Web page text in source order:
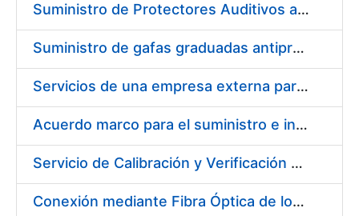
Suministro de Protectores Auditivos a medida para las personas trabajadoras de los Centros de Trabajo de Madrid y Burgos
Suministro de gafas graduadas antiproyecciones para los trabajadores de la FNMT-RCM en los centros de trabajo de Madrid y Burgos
Servicios de una empresa externa para el asesoramiento y resolución de los recursos de alzada que se presentan relacionados con procesos de selección para la FNMT-RCM
Acuerdo marco para el suministro e instalación de persianas, estores y otros complementos
Servicio de Calibración y Verificación Externa de los Equipos de Medición del Servicio de Prevención de la FNMT-RCM
Conexión mediante Fibra Óptica de los Centros de Proceso de Datos (CPDs) de las sedes de la FNMT-RCM de Burgos y Madrid